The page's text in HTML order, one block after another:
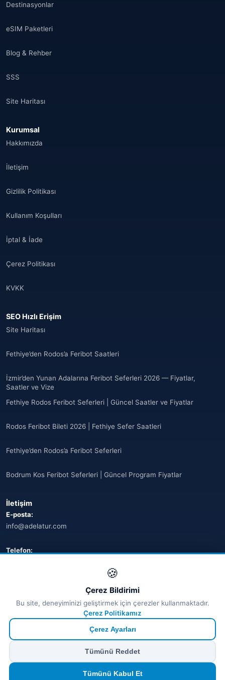
Destinasyonlar
eSIM Paketleri
Blog & Rehber
SSS
Site Haritası
Kurumsal
Hakkımızda
İletişim
Gizlilik Politikası
Kullanım Koşulları
İptal & İade
Çerez Politikası
KVKK
SEO Hızlı Erişim
Site Haritası
Fethiye’den Rodos’a Feribot Saatleri
İzmir’den Yunan Adalarına Feribot Seferleri 2026 — Fiyatlar,
Saatler ve Vize
Fethiye Rodos Feribot Seferleri | Güncel Saatler ve Fiyatlar
Rodos Feribot Bileti 2026 | Fethiye Sefer Saatleri
Fethiye’den Rodos’a Feribot Seferleri
Bodrum Kos Feribot Seferleri | Güncel Program Fiyatlar
İletişim
E-posta:
info@adelatur.com
Telefon:
💬 WhatsApp
€ EUR $ USD
🍪
Çerez Bildirimi
Bu site, deneyiminizi geliştirmek için çerezler kullanmaktadır.
Çerez Politikamız
Çerez Ayarları
Tümünü Reddet
Tümünü Kabul Et